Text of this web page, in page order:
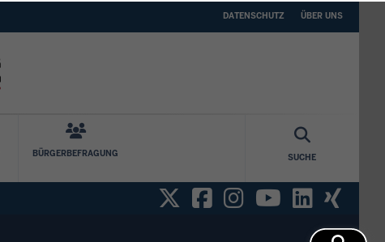
DATENSCHUTZ
UNS
ÜBER UNS
BÜRGERBEFRAGUNG SUCHE
Twitter
Facebook
Instagram
YouTube